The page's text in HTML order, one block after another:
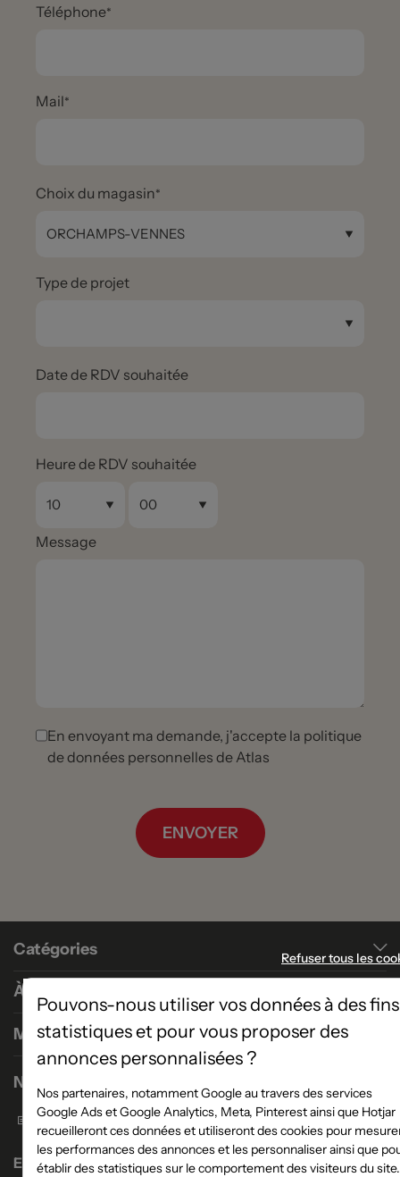
Téléphone
Mail
Choix du magasin
Type de projet
Date de RDV souhaitée
Heure de RDV souhaitée
Message
En envoyant ma demande, j'accepte la politique
de données personnelles de Atlas
ENVOYER
Catégories
À propos
Magasins
Nous contacter
Formulaire de contact
Enseigne Atlas Home
Refuser tous les
Pouvons-nous utiliser vos données à des fins
statistiques et pour vous proposer des
annonces personnalisées ?
Nos partenaires, notamment Google au travers des services
Google Ads et Google Analytics, Meta, Pinterest ainsi que Hotjar
recueilleront ces données et utiliseront des cookies pour
les performances des annonces et les personnaliser ainsi que
établir des statistiques sur le comportement des visiteurs du site.